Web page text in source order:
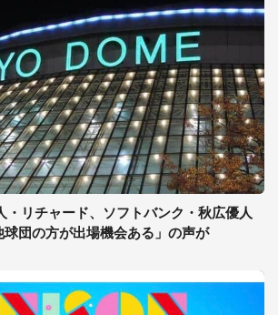
・リチャード、ソフトバンク・秋広優人
団の方が出場機会ある」の声が